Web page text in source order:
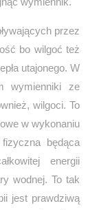
przez
bo wilgoć też
utajonego. W
wymienniki ze
wilgoci. To
w wykonaniu
będąca
energii
wodnej. To tak
jest prawdziwą